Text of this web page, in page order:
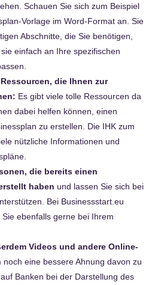
Schauen Sie sich zum Beispiel
Vorlage im Word-Format an. Sie
Abschnitte, die Sie benötigen,
einfach an Ihre spezifischen
die Ihnen zur
Es gibt viele tolle Ressourcen da
dabei helfen können, einen
zu erstellen. Die IHK zum
nützliche Informationen und
die bereits einen
haben und lassen Sie sich bei
Bei Businessstart.eu
ebenfalls gerne bei Ihrem
Videos und andere Online-
noch eine bessere Ahnung davon zu
Banken bei der Darstellung des